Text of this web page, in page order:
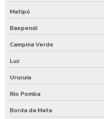
Matipó
Baependi
Campina Verde
Luz
Urucuia
Rio Pomba
Borda da Mata